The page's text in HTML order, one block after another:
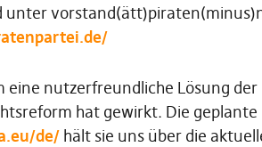
unter
eine nutzerfreundliche Lösung
hat gewirkt. Die
de/ hält sie uns über die